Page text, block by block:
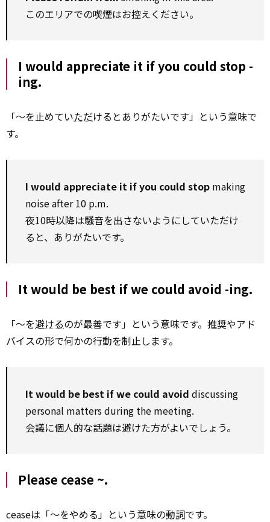
このエリアでの喫煙はお控えください。
I would appreciate it if you could stop -
ing.
「～を止めていただけるとありがたいです」という意味で
す。
I would appreciate it if you could stop making
noise after 10 p.m.
夜10時以降は騒音を出さないようにしていただけ
ると、ありがたいです。
It would be best if we could avoid -ing.
「～を避けるのが最善です」という意味です。推奨やアド
バイスの形で何かの行動を制止します。
It would be best if we could avoid discussing
personal matters during the meeting.
会議に個人的な話題は避けた方がよいでしょう。
Please cease ~.
ceaseは「～をやめる」という意味の動詞です。